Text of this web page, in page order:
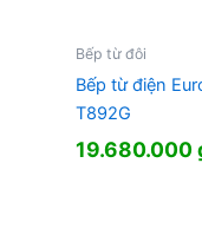
Bếp từ đôi
Bếp từ điện
T892G
19.680.000